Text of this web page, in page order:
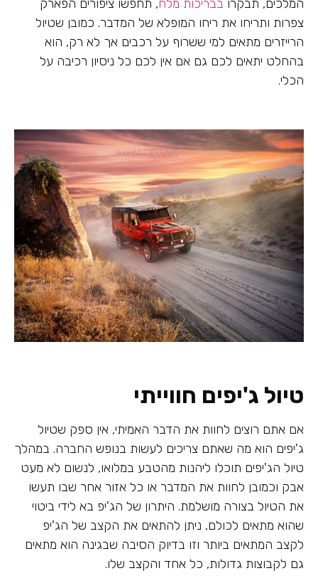
המלכים, תבקרו בבריכות מלח, תחפשו ציפורים הפארק
צפרות ותריחו את ריחו המופלא של המדבר. כמובן שטיול
הרייזרים מתאים למי ששרוף על רכבים אך לא רק, הוא
בהחלט יתאים לכם גם אם אין לכם כל ניסיון רכיבה על
הכלי.
טיול ג'יפים חווייתי
אם אתם רוצים לחוות את הדבר האמיתי, אין ספק שטיול
ג'יפים הוא מה שאתם צריכים לעשות בנופש החברה. במהלך
טיול הג'יפים תוכלו ליהנות מהטבע במלואו, לנשום לא מעט
אבק וכמובן לחוות את המדבר או כל אזור אחר שבו תעשו
את הטיול בצורה מושלמת. היתרון של הג'יפ בא לידי ביטוי
שהוא מתאים לכולם, ניתן להתאים את הקצב של הג'יפ
לקצב המתאים ביותר וזו בדיוק הסיבה שבגינה הוא מתאים
גם לקבוצות גדולות, כל אחד והקצב שלו.